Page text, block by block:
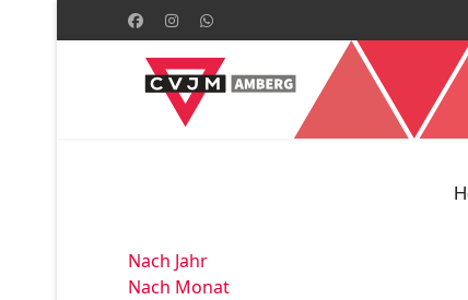
Nach Jahr
Nach Monat